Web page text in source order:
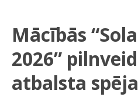
Mācībās
2026”
atbalsta